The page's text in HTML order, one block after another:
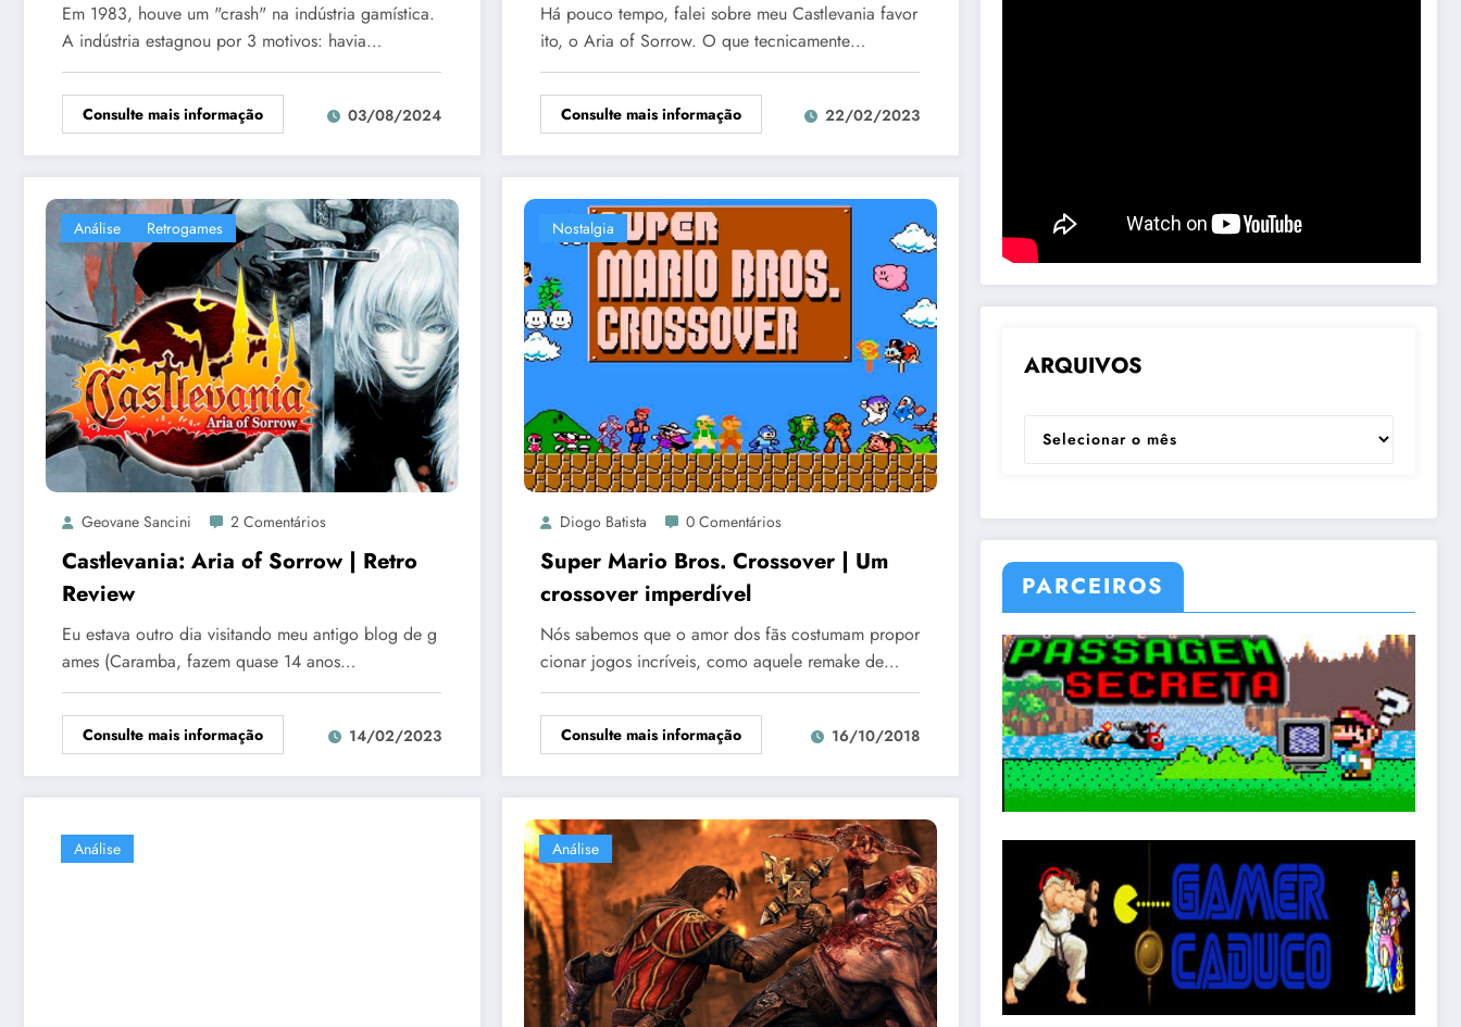
Em 1983, houve um "crash" na indústria gamística.
A indústria estagnou por 3 motivos: havia…
Consulte mais informação 03/08/2024
Há pouco tempo, falei sobre meu Castlevania favor
ito, o Aria of Sorrow. O que tecnicamente…
Consulte mais informação 22/02/2023
Análise Retrogames
Geovane Sancini 2 Comentários
Castlevania: Aria of Sorrow | Retro
Review
Eu estava outro dia visitando meu antigo blog de g
ames (Caramba, fazem quase 14 anos…
Consulte mais informação 14/02/2023
Nostalgia
Diogo Batista 0 Comentários
Super Mario Bros. Crossover | Um
crossover imperdível
Nós sabemos que o amor dos fãs costumam propor
cionar jogos incríveis, como aquele remake de…
Consulte mais informação 16/10/2018
Análise Análise
ARQUIVOS
ARQUIVOS
PARCEIROS